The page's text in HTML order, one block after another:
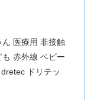
医療用 非接触
赤外線 ベビー
ドリテッ